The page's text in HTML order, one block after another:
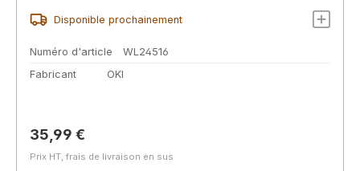
Disponible prochainement
Numéro d'article
WL24516
Fabricant
OKI
Prix régulier :
35,99 €
Prix HT, frais de livraison en sus